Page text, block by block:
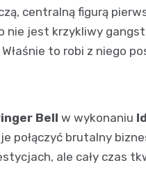
centralną figurą
nie jest krzykliwy
to robi z niego
Bell w wykonaniu
połączyć brutalny
ale cały czas